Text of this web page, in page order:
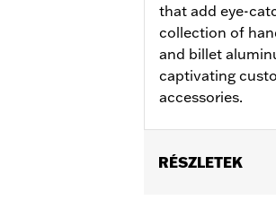
that add eye-
collection of
and billet
captivating
accessories.
RÉSZLETEK